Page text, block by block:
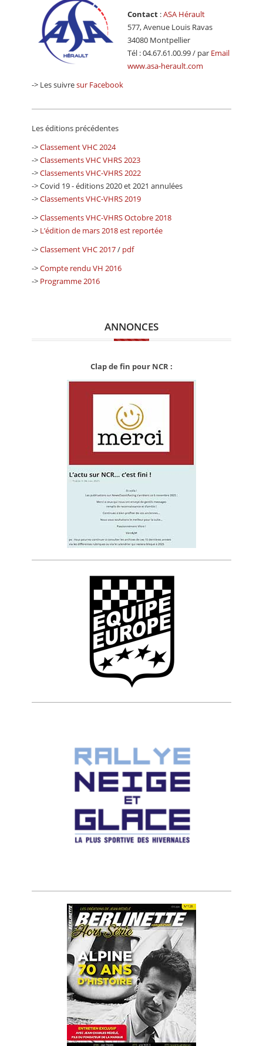
Contact :ASA Hérault
577, Avenue Louis Ravas
34080 Montpellier
Tél : 04.67.61.00.99 / par Email
www.asa-herault.com
-> Les suivresur Facebook
Les éditions précédentes
->Classement VHC 2024
->Classements VHC VHRS 2023
->Classements VHC-VHRS 2022
-> Covid 19 - éditions 2020 et 2021 annulées
->Classements VHC-VHRS 2019
->Classements VHC-VHRS Octobre 2018
-> L’édition de mars 2018 est reportée
->Classement VHC 2017/ pdf
->Compte rendu VH 2016
-> Programme 2016
ANNONCES
Clap de fin pour NCR :